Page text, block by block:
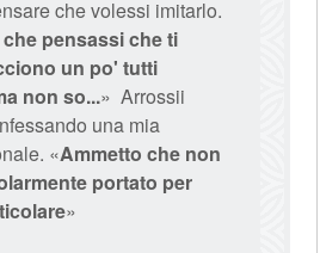
che volessi imitarlo.
pensassi che ti
un po' tutti
non so...» Arrossii
una mia
«Ammetto che non
portato per
»